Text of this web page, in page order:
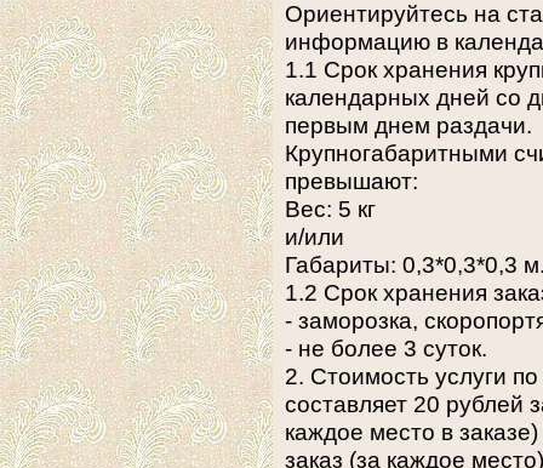
Ориентируйтесь на
информацию в
1.1 Срок хранения
календарных дней со
первым днем раздачи.
Крупногабаритными
превышают:
Вес: 5 кг
и/или
Габариты: 0,3*0,3*0,3
1.2 Срок хранения
- заморозка,
- не более 3 суток.
2. Стоимость услуги
составляет 20 рублей
каждое место в
заказ (за каждое